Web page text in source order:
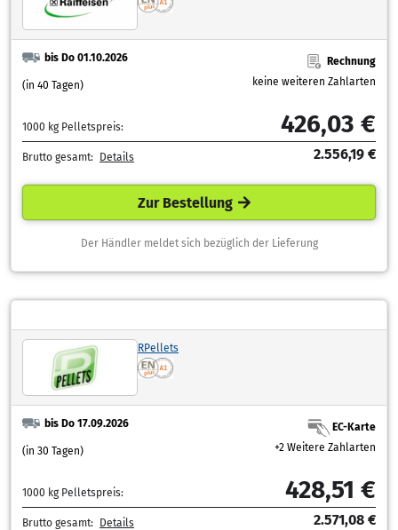
bis Do 01.10.2026
(in 40 Tagen)
Rechnung
keine weiteren Zahlarten
1000 kg Pelletspreis: 426,03 €
Brutto gesamt: Details 2.556,19 €
Zur Bestellung
Der Händler meldet sich bezüglich der Lieferung
RPellets
bis Do 17.09.2026
(in 30 Tagen)
EC-Karte
+2 Weitere Zahlarten
1000 kg Pelletspreis: 428,51 €
Brutto gesamt: Details 2.571,08 €